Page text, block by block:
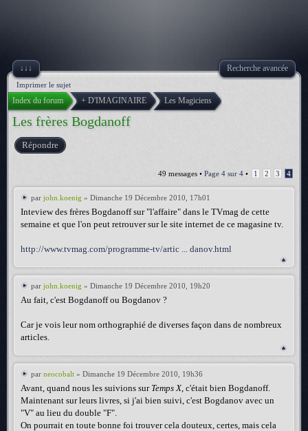
↓↓↓ Recherche avancée
Imprimer le sujet
Index du forum + D'IMAGINAIRE Les Magiciens
Les frères Bogdanoff
Répondre
49 messages • Page 4 sur 4 • 1 2 3 4
par john.koenig » Dimanche 19 Décembre 2010, 17h01
Inteview des frères Bogdanoff sur "l'affaire" dans le TVmag de cette
semaine et que l'on peut retrouver sur le site internet de ce magasine tv.
http://www.tvmag.com/programme-tv/artic ... danov.html
par john.koenig » Dimanche 19 Décembre 2010, 19h20
Au fait, c'est Bogdanoff ou Bogdanov ?
Car je vois leur nom orthographié de diverses façon dans de nombreux
articles.
par neocobalt » Dimanche 19 Décembre 2010, 19h36
Avant, quand nous les suivions sur Temps X, c'était bien Bogdanoff.
Maintenant sur leurs livres, si j'ai bien suivi, c'est Bogdanov avec un
"V" au lieu du double "F".
On pourrait en toute bonne foi trouver cela douteux, certes, mais cela